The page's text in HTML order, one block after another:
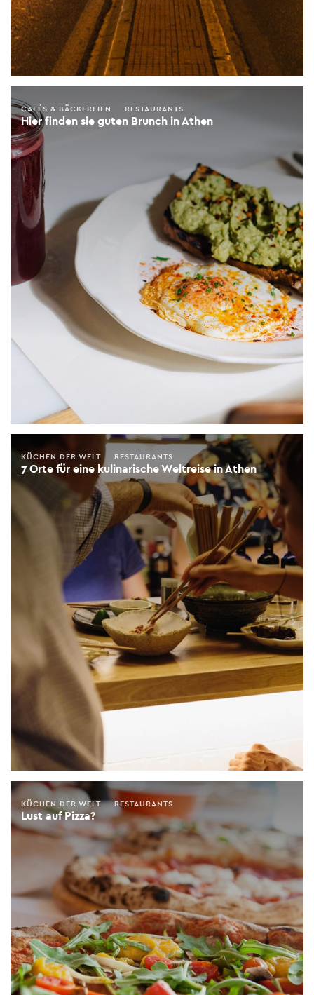
Hier finden sie guten Brunch in Athen
CAFÉS & BÄCKEREIEN RESTAURANTS
7 Orte für eine kulinarische Weltreise in Athen
KÜCHEN DER WELT RESTAURANTS
Lust auf Pizza?
KÜCHEN DER WELT RESTAURANTS